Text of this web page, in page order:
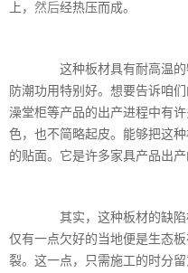
上， 然后经热压而成。
这种板材具有耐高温的
防潮功用特别好。想要告诉咱
澡堂柜等产品的出产进程中有
色，也不简略起皮。能够把这
的贴面。它是许多家具产品出产
其实，这种板材的缺陷
仅有一点欠好的当地便是生态
裂。这一点，只需施工的时分